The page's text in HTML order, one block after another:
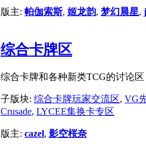
版主: 帕伽索斯, 姬龙韵, 梦幻晨星,
综合卡牌区
综合卡牌和各种新类TCG的讨论
子版块: 综合卡牌玩家交流区, VG
Crusade, LYCEE集换卡专区
版主: cazel, 影空桜奈